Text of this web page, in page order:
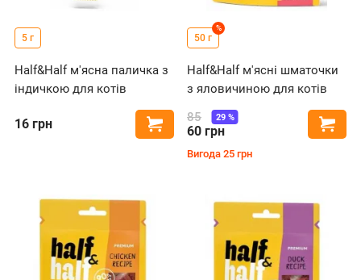
5 г
Half&Half м'ясна паличка з
індичкою для котів
16 грн Купити
50 г
%
Half&Half м'ясні шматочки
з яловичиною для котів
85
60 грн
29%
Вигода 25 грн